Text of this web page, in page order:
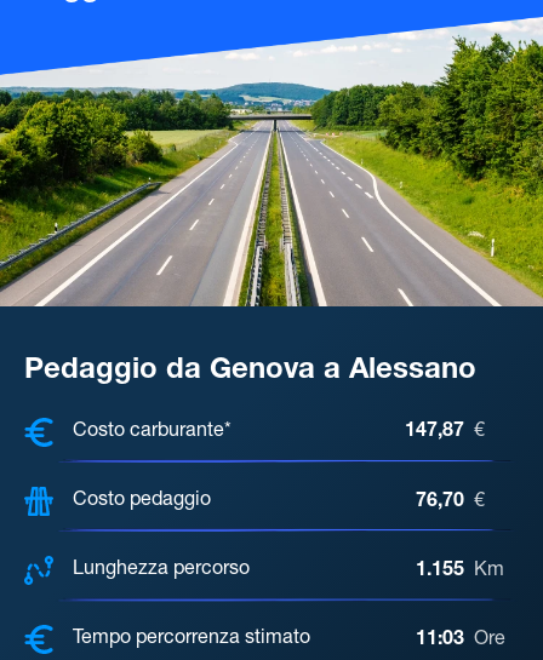
Pedaggio da Genova a Alessano
COSTI, DISTANZA, TEMPO DI
Costo carburante* 147,87 €
Costo pedaggio 76,70 €
Lunghezza percorso 1.155 Km
Tempo percorrenza stimato 11:03 Ore